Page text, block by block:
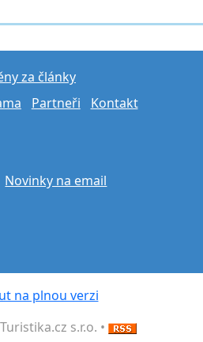
za články
Partneři Kontakt
Novinky na email
na plnou verzi
s.r.o. •